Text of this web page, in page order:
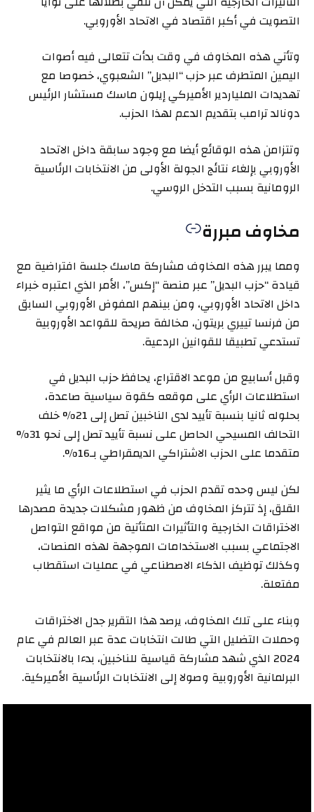
التصويت في أكبر اقتصاد في الاتحاد الأوروبي.
وتأتي هذه المخاوف في وقت بدأت تتعالى فيه أصوات
اليمين المتطرف عبر حزب “البديل” الشعبوي، خصوصا مع
تهديدات الملياردير الأميركي إيلون ماسك مستشار الرئيس
دونالد ترامب بتقديم الدعم لهذا الحزب.
وتتزامن هذه الوقائع أيضا مع وجود سابقة داخل الاتحاد
الأوروبي بإلغاء نتائج الجولة الأولى من الانتخابات الرئاسية
الرومانية بسبب التدخل الروسي.
مخاوف مبررة
ومما يبرر هذه المخاوف مشاركة ماسك جلسة افتراضية مع
قيادة “حزب البديل” عبر منصة “إكس”، الأمر الذي اعتبره خبراء
داخل الاتحاد الأوروبي، ومن بينهم المفوض الأوروبي السابق
من فرنسا تييري بريتون، مخالفة صريحة للقواعد الأوروبية
تستدعي تطبيقا للقوانين الردعية.
وقبل أسابيع من موعد الاقتراع، يحافظ حزب البديل في
استطلاعات الرأي على موقعه كقوة سياسية صاعدة،
بحلوله ثانيا بنسبة تأييد لدى الناخبين تصل إلى 21% خلف
التحالف المسيحي الحاصل على نسبة تأييد تصل إلى نحو 31%
متقدما على الحزب الاشتراكي الديمقراطي بـ16%.
لكن ليس وحده تقدم الحزب في استطلاعات الرأي ما يثير
القلق، إذ تتركز المخاوف من ظهور مشكلات جديدة مصدرها
الاختراقات الخارجية والتأثيرات المتأتية من مواقع التواصل
الاجتماعي بسبب الاستخدامات الموجهة لهذه المنصات،
وكذلك توظيف الذكاء الاصطناعي في عمليات استقطاب
مفتعلة.
وبناء على تلك المخاوف، يرصد هذا التقرير جدل الاختراقات
وحملات التضليل التي طالت انتخابات عدة عبر العالم في عام
2024 الذي شهد مشاركة قياسية للناخبين، بدءا بالانتخابات
البرلمانية الأوروبية وصولا إلى الانتخابات الرئاسية الأميركية.